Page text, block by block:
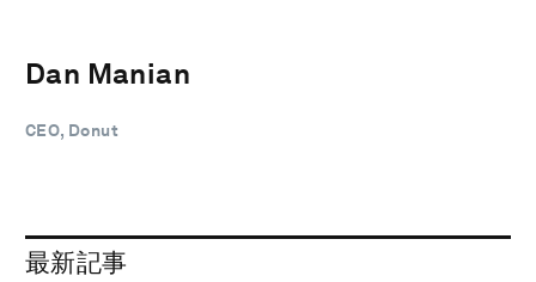
Dan Manian
CEO, Donut
最新記事